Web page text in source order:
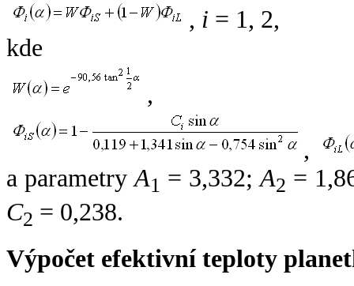
, i = 1, 2,
kde
,
,
a parametryA1 = 3,332;A2 =
C2 = 0,238.
Výpočet efektivní teploty